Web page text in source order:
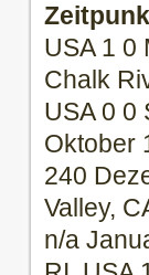
USA 1 0
Chalk
USA 0 0
Oktober
240
Valley,
n/a